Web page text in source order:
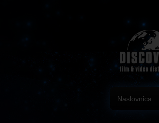
Naslovnica